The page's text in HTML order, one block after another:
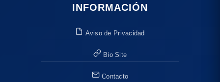
INFORMACIÓN
Aviso de Privacidad
Bio Site
Contacto